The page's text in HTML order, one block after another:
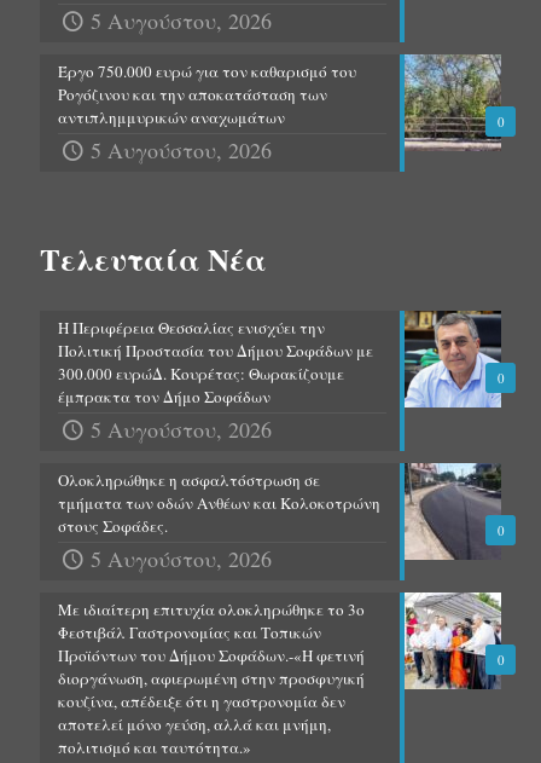
5 Αυγούστου, 2026
0
Έργο 750.000 ευρώ για τον καθαρισμό του
Ρογόζινου και την αποκατάσταση των
αντιπλημμυρικών αναχωμάτων
5 Αυγούστου, 2026
Τελευταία Νέα
0
Η Περιφέρεια Θεσσαλίας ενισχύει την
Πολιτική Προστασία του Δήμου Σοφάδων με
300.000 ευρώΔ. Κουρέτας: Θωρακίζουμε
έμπρακτα τον Δήμο Σοφάδων
5 Αυγούστου, 2026
0
Ολοκληρώθηκε η ασφαλτόστρωση σε
τμήματα των οδών Ανθέων και Κολοκοτρώνη
στους Σοφάδες.
5 Αυγούστου, 2026
0
Με ιδιαίτερη επιτυχία ολοκληρώθηκε το 3ο
Φεστιβάλ Γαστρονομίας και Τοπικών
Προϊόντων του Δήμου Σοφάδων.-«Η φετινή
διοργάνωση, αφιερωμένη στην προσφυγική
κουζίνα, απέδειξε ότι η γαστρονομία δεν
αποτελεί μόνο γεύση, αλλά και μνήμη,
πολιτισμό και ταυτότητα.»